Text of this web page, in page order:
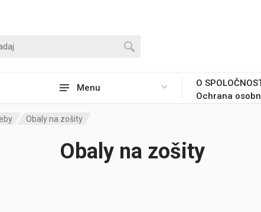
Menu O
Ochrana
Obaly na zošity
Obaly na zošity